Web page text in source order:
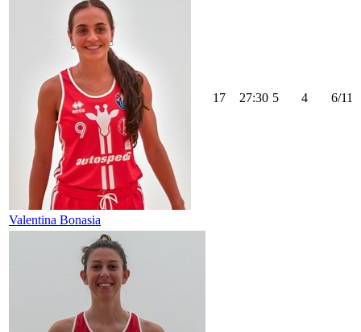
Valentina Bonasia
17 27:30 5 4 6/11